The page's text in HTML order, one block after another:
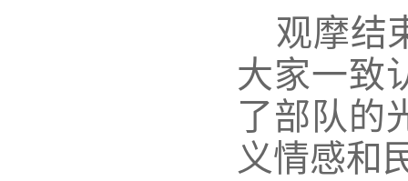
观摩结
大家一致
了部队的
义情感和